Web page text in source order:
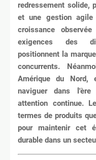
redressement solide,
et une gestion
croissance
exigences des
positionnent la
concurrents.
Amérique du Nord,
naviguer dans l'ère
attention continue.
termes de produits
pour maintenir cet
durable dans un